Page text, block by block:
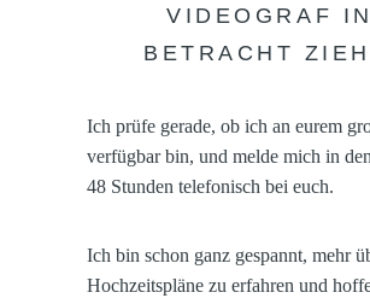
VIDEOGRAF IN
BETRACHT
Ich prüfe gerade, ob ich an eurem
verfügbar bin, und melde mich in
48 Stunden telefonisch bei euch.
Ich bin schon ganz gespannt, mehr
Hochzeitspläne zu erfahren und